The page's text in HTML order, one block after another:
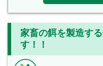
家畜の餌を製造す
す！！